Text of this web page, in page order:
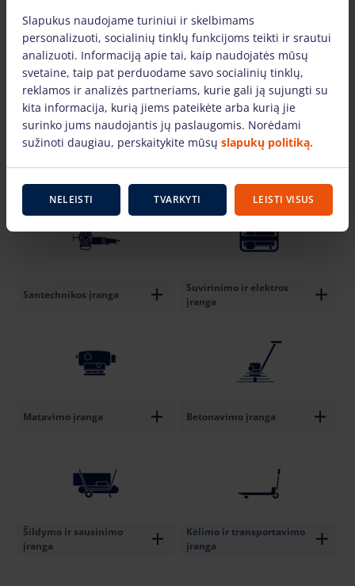
Griovimo įranga Gręžimo įranga
Šlifavimo ir dažymo
Karpymo ir lankstymo
Santechnikos įranga
Suvirinimo ir elektros
įranga
Matavimo įranga Betonavimo įranga
Šildymo ir sausinimo
įranga
Kėlimo ir transportavimo
įranga
Slapukus naudojame turiniui ir skelbimams
personalizuoti, socialinių tinklų funkcijoms teikti ir srautui
analizuoti. Informaciją apie tai, kaip naudojatės mūsų
svetaine, taip pat perduodame savo socialinių tinklų,
reklamos ir analizės partneriams, kurie gali ją sujungti su
kita informacija, kurią jiems pateikėte arba kurią jie
surinko jums naudojantis jų paslaugomis. Norėdami
sužinoti daugiau, perskaitykite mūsų slapukų politiką.
NELEISTI TVARKYTI LEISTI VISUS